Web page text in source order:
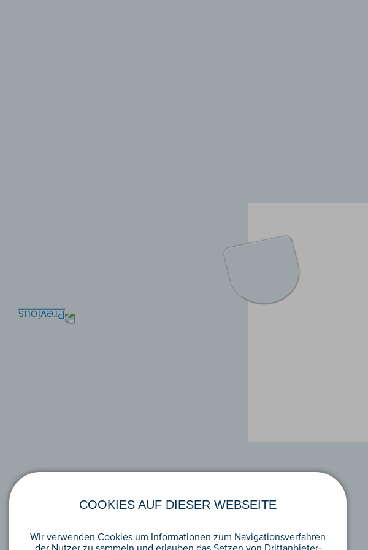
COOKIES AUF DIESER WEBSEITE
Wir verwenden Cookies um Informationen zum Navigationsverfahren